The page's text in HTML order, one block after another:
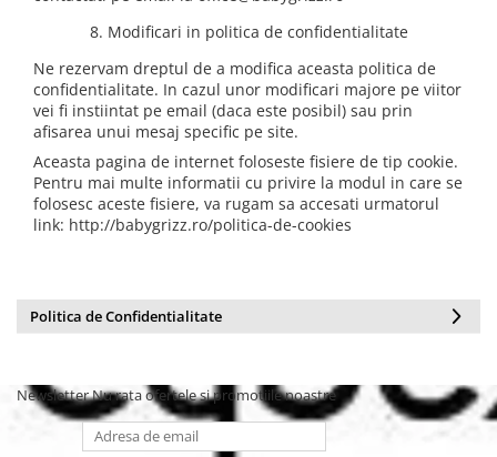
8. Modificari in politica de confidentialitate
Ne rezervam dreptul de a modifica aceasta politica de
confidentialitate. In cazul unor modificari majore pe viitor
vei fi instiintat pe email (daca este posibil) sau prin
afisarea unui mesaj specific pe site.
Aceasta pagina de internet foloseste fisiere de tip cookie.
Pentru mai multe informatii cu privire la modul in care se
folosesc aceste fisiere, va rugam sa accesati urmatorul
link: http://babygrizz.ro/politica-de-cookies
Politica de Confidentialitate
NewsletterNu rata ofertele si promotiile noastre